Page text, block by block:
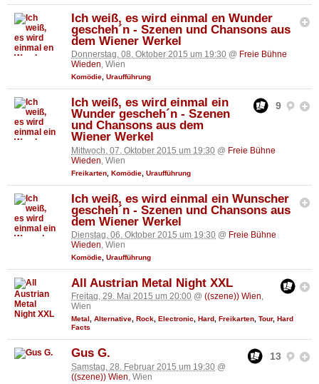
Ich weiß, es wird einmal en Wunder
gescheh´n - Szenen und Chansons aus
dem Wiener Werkel
Donnerstag, 08. Oktober 2015 um 19:30 @ Freie Bühne
Wieden, Wien
Komödie Uraufführung
9
Ich weiß, es wird einmal ein
Wunder gescheh´n - Szenen
und Chansons aus dem
Wiener Werkel
Mittwoch, 07. Oktober 2015 um 19:30 @ Freie Bühne
Wieden , Wien
Freikarten Komödie Uraufführung
Ich weiß, es wird einmal ein Wunscher
gescheh´n - Szenen und Chansons aus
dem Wiener Werkel
Dienstag, 06. Oktober 2015 um 19:30 @ Freie Bühne
Wieden, Wien
Komödie Uraufführung
All Austrian Metal Night XXL
Freitag, 29. Mai 2015 um 20:00 @ ((szene)) Wien,
Wien
Metal, Alternative, Rock, Electronic, Hard, Freikarten, Tour, Hard
Facts
13
Gus G.
Samstag, 28. Februar 2015 um 19:30 @
((szene)) Wien , Wien